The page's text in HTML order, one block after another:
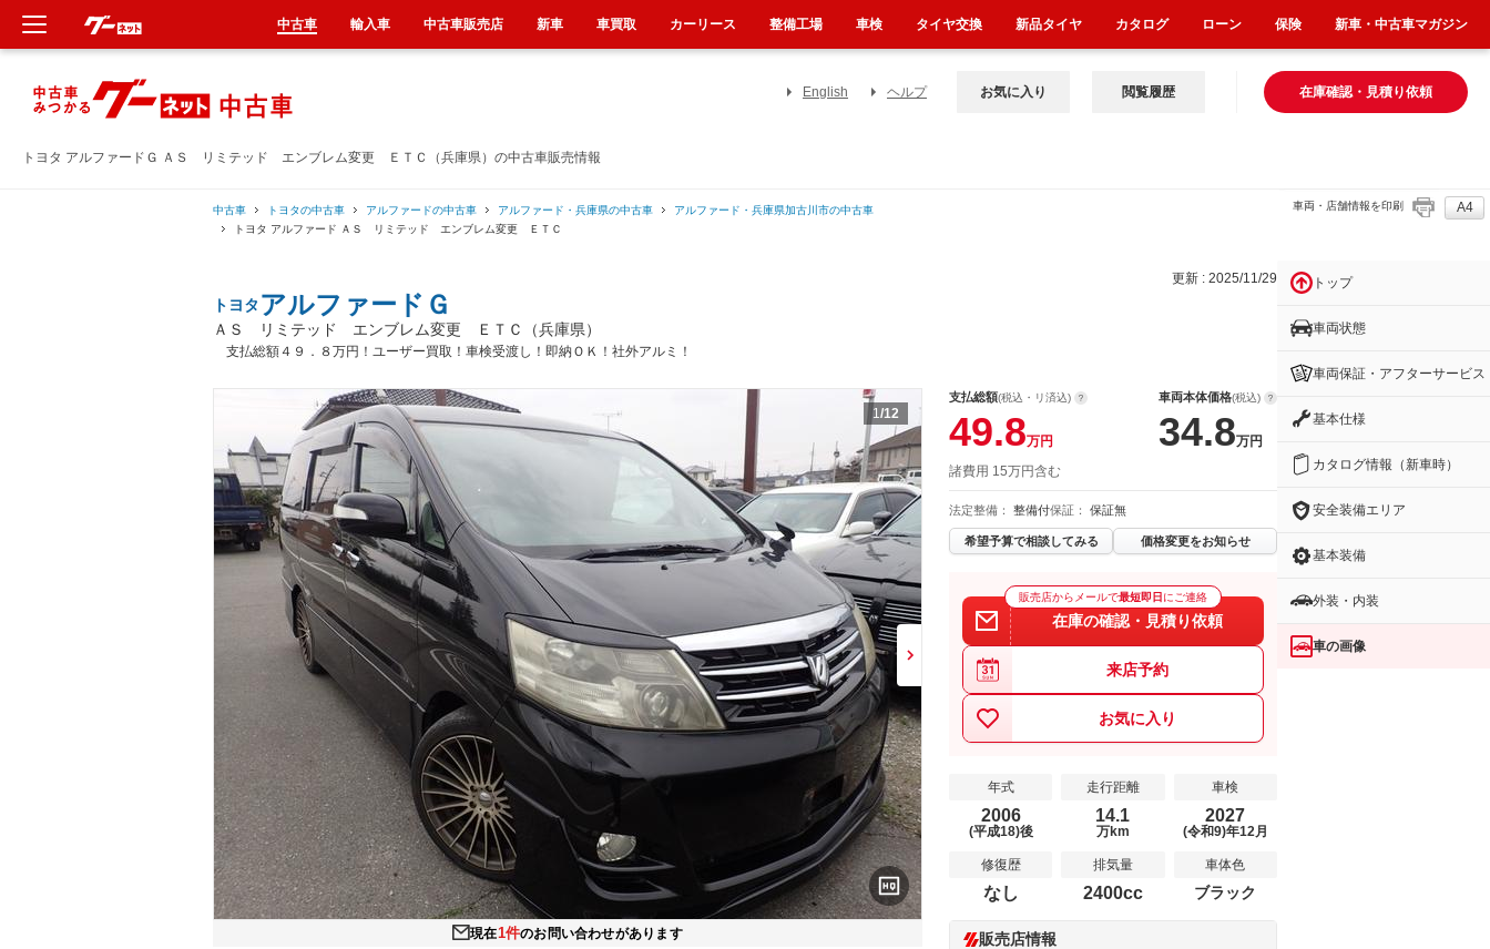
トヨタ アルファードＧ ＡＳ リミテッド エンブレム変更 ＥＴＣ（兵庫県）の中古車販売情報
English ヘルプ 在庫確認・見積り依頼
お気に入り 閲覧履歴
中古車 トヨタの中古車 アルファードの中古車 アルファード・兵庫県の中古車
アルファード・兵庫県加古川市の中古車
トヨタ アルファード ＡＳ リミテッド エンブレム変更 ＥＴＣ
車両・店舗情報を印刷 A4
更新 : 2025/11/29
トヨタ アルファードＧ
ＡＳ リミテッド エンブレム変更 ＥＴＣ（兵庫県）
支払総額４９．８万円！ユーザー買取！車検受渡し！即納ＯＫ！社外アルミ！
1/12
現在1件のお問い合わせがあります
支払総額(税込・リ済込)
49.8万円
車両本体価格(税込)
34.8万円
諸費用 15万円含む
法定整備： 整備付保証： 保証無
希望予算で相談してみる 価格変更をお知らせ
販売店からメールで最短即日 にご連絡
在庫の確認・見積り依頼
来店予約
お気に入り
年式
2006
(平成18)後
走行距離
14.1
万km
車検
2027
(令和9)年12月
修復歴
なし
排気量
2400cc
車体色
ブラック
販売店情報
トップ
車両状態
車両保証・アフターサービス
基本仕様
カタログ情報（新車時）
安全装備エリア
基本装備
外装・内装
車の画像
中古車 輸入車 中古車販売店 新車 車買取 カーリース 整備工場 車検 タイヤ交換 新品タイヤ カタログ ローン 保険 新車・中古車マガジン
新車
中古車